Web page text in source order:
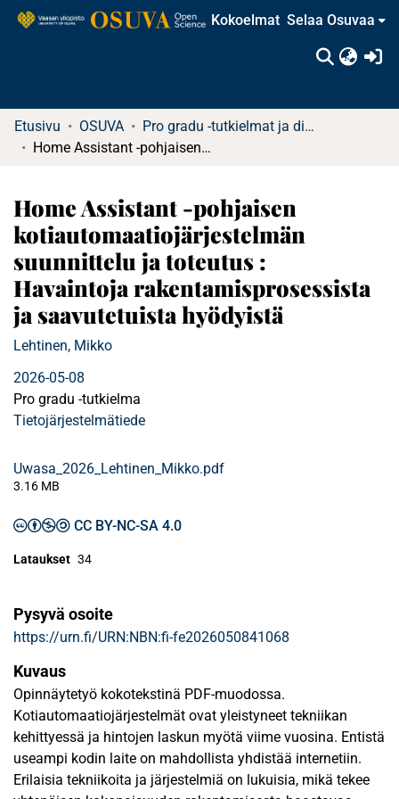
Kokoelmat Selaa Osuvaa
Etusivu OSUVA
Pro gradu -tutkielmat ja diplomityöt
Home Assistant -pohjaisen kotiautomaatiojärjestelmän suunnittelu ja toteutus : Havaintoja rakentamisprosessista ja saavutetuista hyödyistä
Home Assistant -pohjaisen
kotiautomaatiojärjestelmän
suunnittelu ja toteutus :
Havaintoja rakentamisprosessista
ja saavutetuista hyödyistä
Lehtinen, Mikko
2026-05-08
Pro gradu -tutkielma
Tietojärjestelmätiede
Uwasa_2026_Lehtinen_Mikko.pdf
3.16 MB
CC BY-NC-SA 4.0
Lataukset 34
Pysyvä osoite
https://urn.fi/URN:NBN:fi-fe2026050841068
Kuvaus
Opinnäytetyö kokotekstinä PDF-muodossa.
Kotiautomaatiojärjestelmät ovat yleistyneet tekniikan
kehittyessä ja hintojen laskun myötä viime vuosina. Entistä
useampi kodin laite on mahdollista yhdistää internetiin.
Erilaisia tekniikoita ja järjestelmiä on lukuisia, mikä tekee